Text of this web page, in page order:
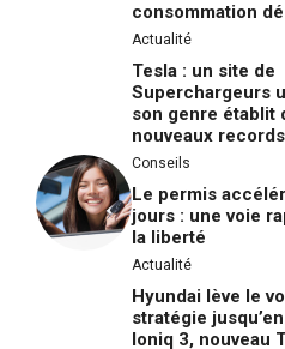
consommation
Actualité
Tesla : un site de
Superchargeurs
son genre établit
nouveaux records
Conseils
Le permis
jours : une voie
la liberté
Actualité
Hyundai lève le
stratégie
Ioniq 3, nouveau